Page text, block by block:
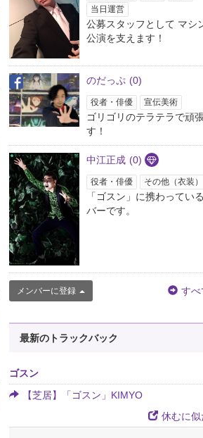
当日運営
公募スタッフとして マシ
公演を支えます！
のだっぷ (0)
役者・俳優 宣伝美術
ゴリゴリのテラテラで頑
す！
中江正成 (0)
役者・俳優 その他（衣装）
「ゴスン」に携わってい
バーです。
メンバーに登録 すべ
最新のトラックバック
ゴスン
【芝居】「ゴスン」KIMYO
休むに似